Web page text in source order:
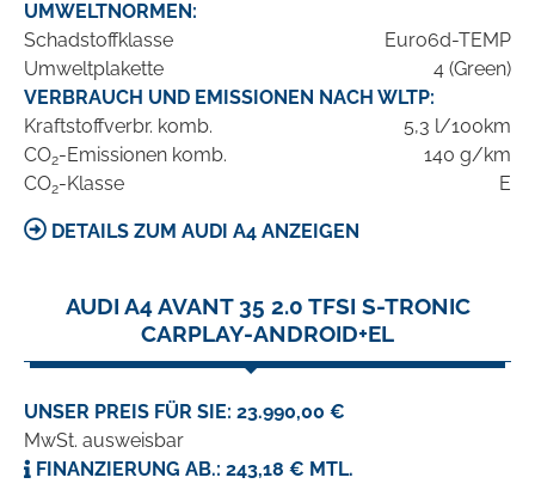
UMWELTNORMEN:
Schadstoffklasse
Euro6d-TEMP
Umweltplakette
4 (Green)
VERBRAUCH UND EMISSIONEN NACH WLTP:
Kraftstoffverbr. komb.
5,3 l/100km
CO2-Emissionen komb.
140 g/km
CO2-Klasse E
DETAILS ZUM AUDI A4 ANZEIGEN
AUDI A4 AVANT 35 2.0 TFSI S-TRONIC
CARPLAY-ANDROID+EL
UNSER PREIS FÜR SIE: 23.990,00 €
MwSt. ausweisbar
FINANZIERUNG AB.: 243,18 € MTL.